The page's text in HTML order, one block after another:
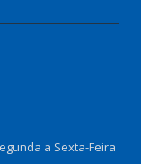
a Sexta-Feira